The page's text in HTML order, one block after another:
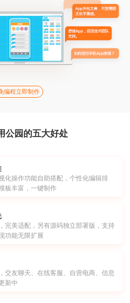
编程立即制作
公园的五大好处
化操作功能自助搭配，个性化编辑排
板丰富，一键制作
完美适配，另有源码独立部署版，支持
功能无限扩展
交友聊天、在线客服、自营电商、信息
新中